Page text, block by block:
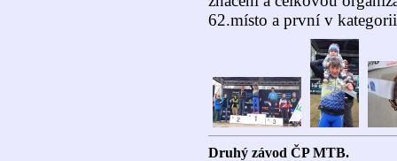
62.místo a první v
Druhý závod ČP MTB.